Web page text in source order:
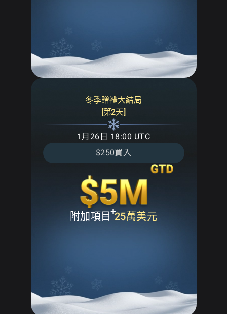
冬季贈禮大結局
[第2天]
1月26日 18:00 UTC
$250買入
+
附加項目25萬美元